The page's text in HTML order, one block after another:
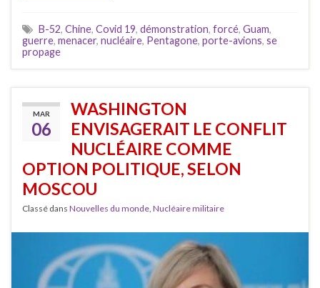
B-52, Chine, Covid 19, démonstration, forcé, Guam,
guerre, menacer, nucléaire, Pentagone, porte-avions, se
propage
MAR
06
WASHINGTON
ENVISAGERAIT LE CONFLIT
NUCLÉAIRE COMME
OPTION POLITIQUE, SELON
MOSCOU
Classé dans Nouvelles du monde Nucléaire militaire